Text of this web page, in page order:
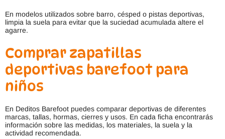
En modelos utilizados sobre barro, césped o pistas deportivas,
limpia la suela para evitar que la suciedad acumulada altere el
agarre.
Comprar zapatillas
deportivas barefoot para
niños
En Deditos Barefoot puedes comparar deportivas de diferentes
marcas, tallas, hormas, cierres y usos. En cada ficha encontrarás
información sobre las medidas, los materiales, la suela y la
actividad recomendada.